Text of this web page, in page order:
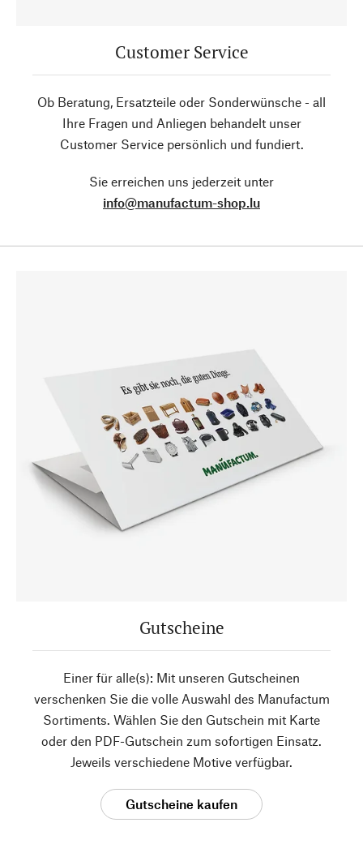
Customer Service
Ob Beratung, Ersatzteile oder Sonderwünsche - all
Ihre Fragen und Anliegen behandelt unser
Customer Service persönlich und fundiert.
Sie erreichen uns jederzeit unter
info@manufactum-shop.lu
Gutscheine
Einer für alle(s): Mit unseren Gutscheinen
verschenken Sie die volle Auswahl des Manufactum
Sortiments. Wählen Sie den Gutschein mit Karte
oder den PDF-Gutschein zum sofortigen Einsatz.
Jeweils verschiedene Motive verfügbar.
Gutscheine kaufen